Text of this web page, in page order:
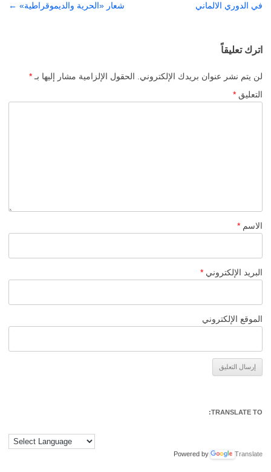
المقالات
في الدوري الالماني
شعار «الحرية والديموقراطية» ←
اترك تعليقاً
لن يتم نشر عنوان بريدك الإلكتروني. الحقول الإلزامية مشار إليها بـ *
التعليق *
الاسم *
البريد الإلكتروني *
الموقع الإلكتروني
TRANSLATE TO:
Powered by Translate